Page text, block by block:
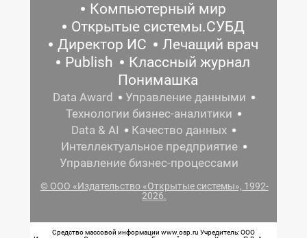
Компьютерный мир
Открытые системы.СУБД
Директор ИС
Лечащий врач
Publish
Классный журнал
Понимашка
Data Award
Управление данными
Технологии бизнес-аналитики
Data & AI
Качество данных
Интеллектуальное предприятие
Управление бизнес-процессами
© ООО «Издательство «Открытые системы», 1992-
2026.
Средство массовой информации www.osp.ru Учредитель: ООО